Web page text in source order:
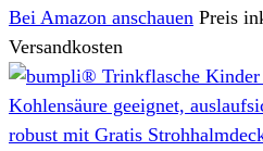
Bei Amazon anschauen Preis
Versandkosten